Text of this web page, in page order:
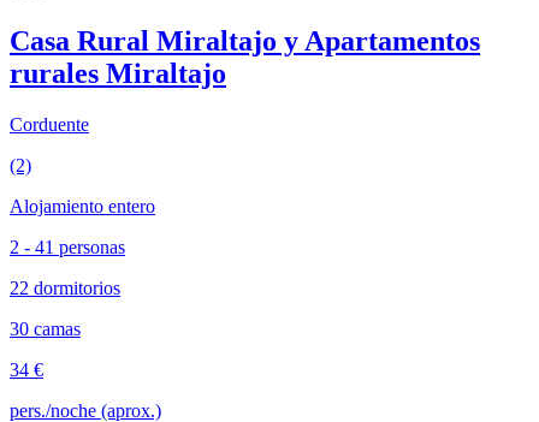
Casa Rural Miraltajo y Apartamentos
rurales Miraltajo
Corduente
(2)
Alojamiento entero
2 - 41 personas
22 dormitorios
30 camas
34 €
pers./noche (aprox.)